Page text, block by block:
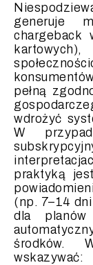
generuje
chargeback
pełną
wdrożyć
W
praktyką
(np. 7–14
dla planów
środków.
wskazywać: